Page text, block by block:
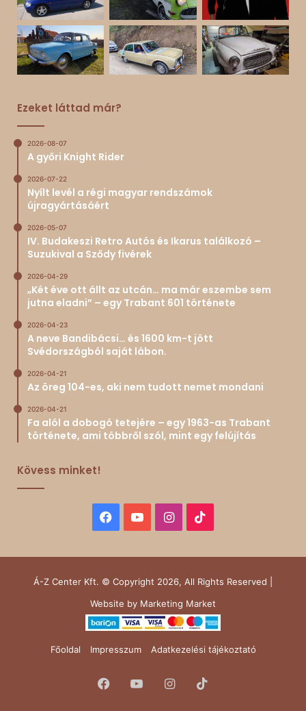
Ezeket láttad már?
2026-08-07
A győri Knight Rider
2026-07-22
Nyílt levél a régi magyar rendszámok
újragyártásáért
2026-05-07
IV. Budakeszi Retro Autós és Ikarus találkozó –
Suzukival a Sződy fivérek
2026-04-29
„Két éve ott állt az utcán… ma már eszembe sem
jutna eladni” – egy Trabant 601 története
2026-04-23
A neve Bandibácsi… és 1600 km-t jött
Svédországból saját lábon.
2026-04-21
Az öreg 104-es, aki nem tudott nemet mondani
2026-04-21
Fa alól a dobogó tetejére – egy 1963-as Trabant
története, ami többről szól, mint egy felújítás
Kövess minket!
Facebook
YouTubeInstagram
Á-Z Center Kft. © Copyright 2026, All Rights Reserved |
Website by Marketing Market
Főoldal Impresszum Adatkezelési tájékoztató
Facebook
YouTubeInstagram